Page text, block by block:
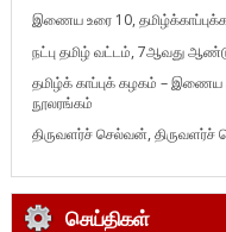
இணைய உரை 10,
நட்பு தமிழ் வட்டம், 7ஆவது
தமிழ்க் காப்புக் கழகம் –
நூலரங்கம்
திருவளர்ச் செல்வன், திருவளர்ச்
செய்திகள்